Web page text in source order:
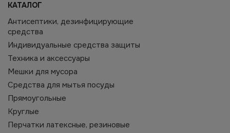
КАТАЛОГ
Антисептики, дезинфицирующие
средства
Индивидуальные средства защиты
Техника и аксессуары
Мешки для мусора
Средства для мытья посуды
Прямоугольные
Круглые
Перчатки латексные, резиновые